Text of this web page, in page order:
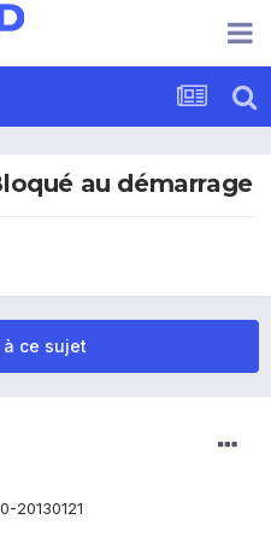
au démarrage
à ce sujet
20130121